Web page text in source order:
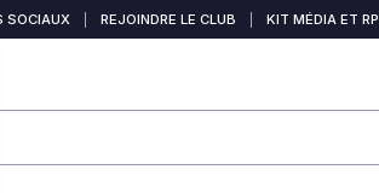
SOCIAUX REJOINDRE LE CLUB KIT MÉDIA ET RP